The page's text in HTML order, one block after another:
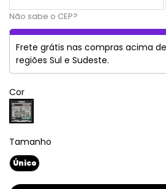
Não sabe o CEP?
Frete grátis nas compras acima
regiões Sul e Sudeste.
Cor
Tamanho
Único